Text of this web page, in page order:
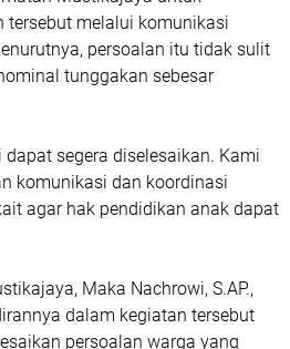
tersebut melalui komunikasi
persoalan itu tidak sulit
tunggakan sebesar
segera diselesaikan. Kami
komunikasi dan koordinasi
agar hak pendidikan anak dapat
Maka Nachrowi, S.AP.,
dalam kegiatan tersebut
persoalan warga yang